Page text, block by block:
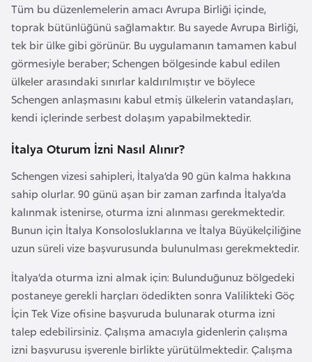
Tüm bu düzenlemelerin amacı Avrupa Birliği içinde,
toprak bütünlüğünü sağlamaktır. Bu sayede Avrupa Birliği,
tek bir ülke gibi görünür. Bu uygulamanın tamamen kabul
görmesiyle beraber; Schengen bölgesinde kabul edilen
ülkeler arasındaki sınırlar kaldırılmıştır ve böylece
Schengen anlaşmasını kabul etmiş ülkelerin vatandaşları,
kendi içlerinde serbest dolaşım yapabilmektedir.
İtalya Oturum İzni Nasıl Alınır?
Schengen vizesi sahipleri, İtalya’da 90 gün kalma hakkına
sahip olurlar. 90 günü aşan bir zaman zarfında İtalya’da
kalınmak istenirse, oturma izni alınması gerekmektedir.
Bunun için İtalya Konsolosluklarına ve İtalya Büyükelçiliğine
uzun süreli vize başvurusunda bulunulması gerekmektedir.
İtalya’da oturma izni almak için: Bulunduğunuz bölgedeki
postaneye gerekli harçları ödedikten sonra Valilikteki Göç
İçin Tek Vize ofisine başvuruda bulunarak oturma izni
talep edebilirsiniz. Çalışma amacıyla gidenlerin çalışma
izni başvurusu işverenle birlikte yürütülmektedir. Çalışma
k
a
B
e
n
n
B
o
s
n
H
e
r
s
e